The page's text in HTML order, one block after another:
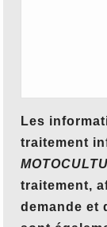
Les
traitement
traitement,
demande et